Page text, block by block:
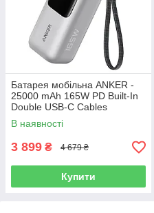
Батарея мобільна ANKER -
25000 mAh 165W PD Built-In
Double USB-C Cables
(Сріблястий)
В наявності
3 899 ₴ 4 679 ₴
Купити